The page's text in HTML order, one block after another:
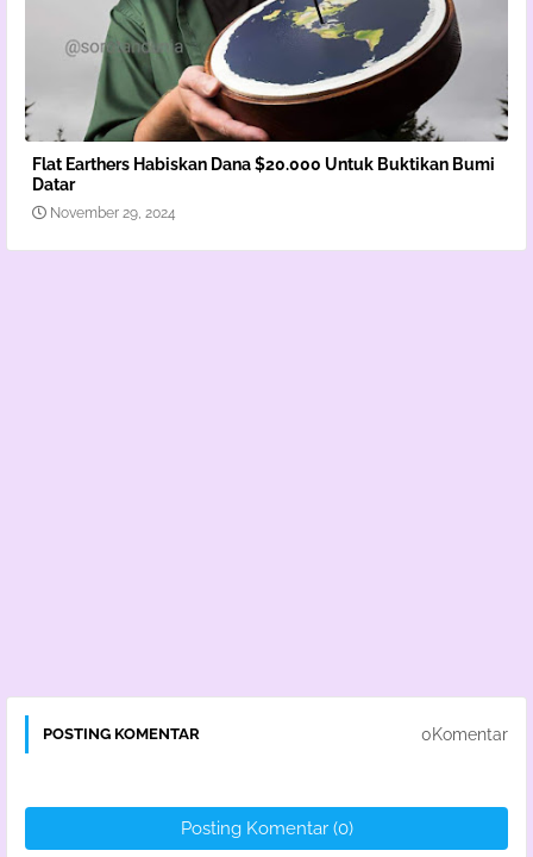
Flat Earthers Habiskan Dana $20.000 Untuk Buktikan Bumi
Datar
November 29, 2024
POSTING KOMENTAR 0Komentar
Posting Komentar (0)